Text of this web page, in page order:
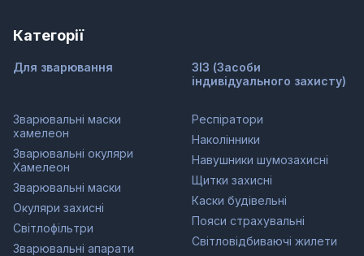
Категорії
Для зварювання
Зварювальні маски
хамелеон
Зварювальні окуляри
Хамелеон
Зварювальні маски
Окуляри захисні
Світлофільтри
Зварювальні апарати
ЗІЗ (Засоби
індивідуального захисту)
Респіратори
Наколінники
Навушники шумозахисні
Щитки захисні
Каски будівельні
Пояси страхувальні
Світловідбиваючі жилети